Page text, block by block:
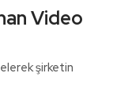
Video
şirketin